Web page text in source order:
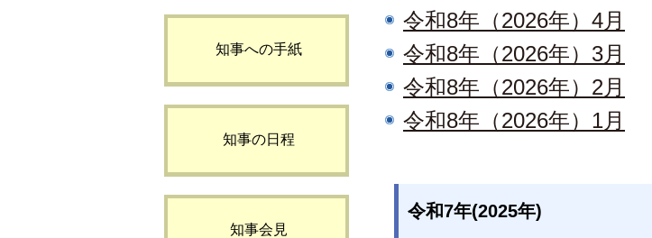
知事への手紙
知事の日程
知事会見
令和8年（2026年）4月
令和8年（2026年）3月
令和8年（2026年）2月
令和8年（2026年）1月
令和7年(2025年)